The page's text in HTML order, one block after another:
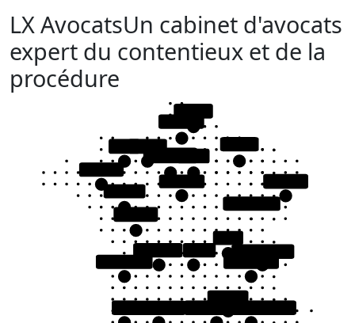
LX AvocatsUn cabinet d'avocats
expert du contentieux et de la
procédure